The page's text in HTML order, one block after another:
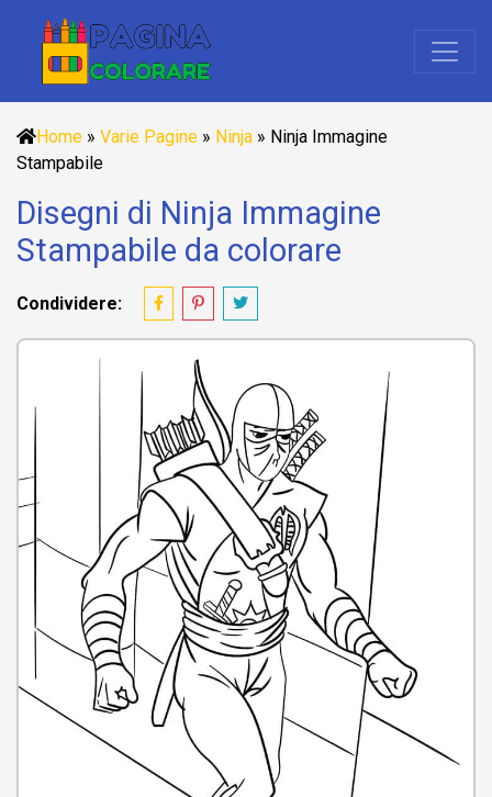
Home » Varie Pagine » Ninja » Ninja Immagine
Stampabile
Disegni di Ninja Immagine
Stampabile da colorare
Condividere: